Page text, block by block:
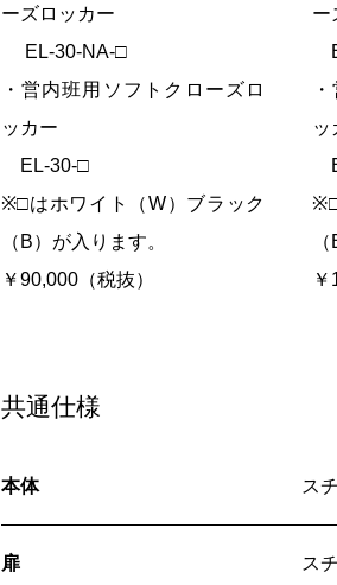
ーズロッカー
EL-30-NA-□
・営内班用ソフトクローズロ
ッカー
EL-30-□
※□はホワイト（W）ブラック
（B）が入ります。
￥90,000（税抜）
ー
ッ
共通仕様
本体 ス
扉 ス